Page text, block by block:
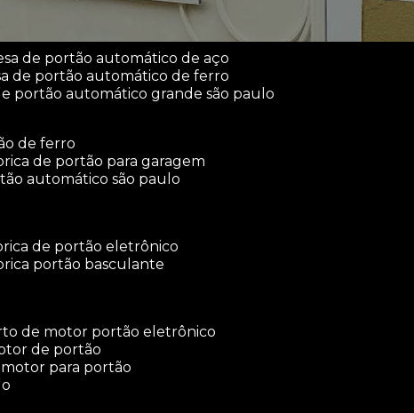
de portão automático de aço
de portão automático de ferro
portão automático grande são paulo
de ferro
de portão para garagem
automático são paulo
de portão eletrônico
portão basculante
de motor portão eletrônico
de portão
motor para portão